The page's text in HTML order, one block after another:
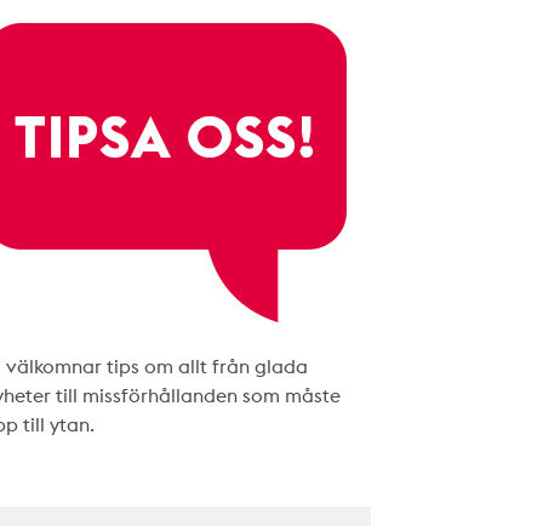
välkomnar tips om allt från glada
till missförhållanden som måste
till ytan.